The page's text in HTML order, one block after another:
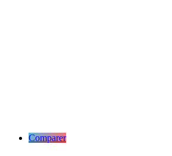
Comparer